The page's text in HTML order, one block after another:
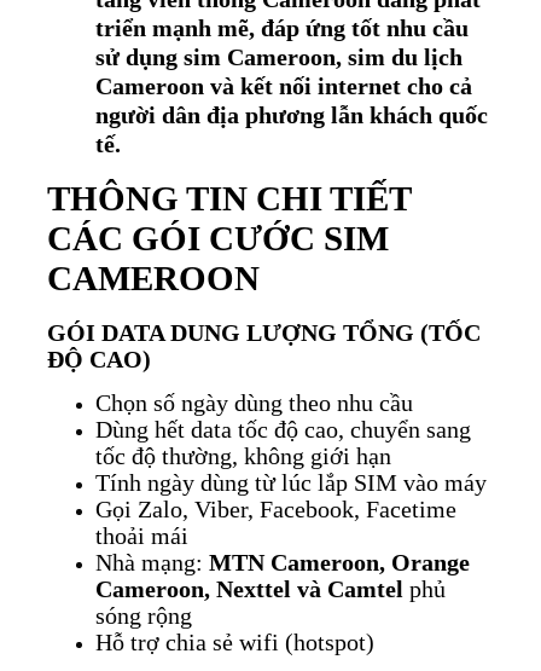
triển mạnh mẽ, đáp ứng tốt nhu cầu
sử dụng sim Cameroon, sim du lịch
Cameroon và kết nối internet cho cả
người dân địa phương lẫn khách quốc
tế.
THÔNG TIN CHI TIẾT
CÁC GÓI CƯỚC SIM
CAMEROON
GÓI DATA DUNG LƯỢNG TỔNG (TỐC
ĐỘ CAO)
Chọn số ngày dùng theo nhu cầu
Dùng hết data tốc độ cao, chuyển sang
tốc độ thường, không giới hạn
Tính ngày dùng từ lúc lắp SIM vào máy
Gọi Zalo, Viber, Facebook, Facetime
thoải mái
Nhà mạng: MTN Cameroon, Orange
Cameroon, Nexttel và Camtel phủ
sóng rộng
Hỗ trợ chia sẻ wifi (hotspot)